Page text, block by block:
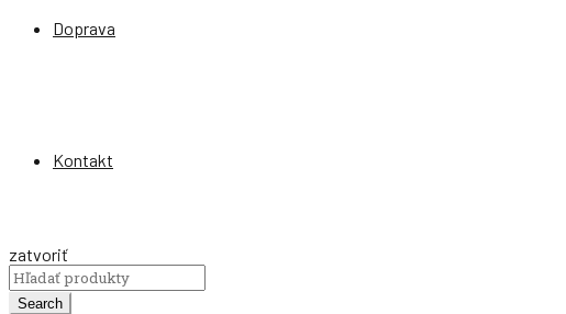
Doprava
Kontakt
zatvoriť
Search
for:
Search